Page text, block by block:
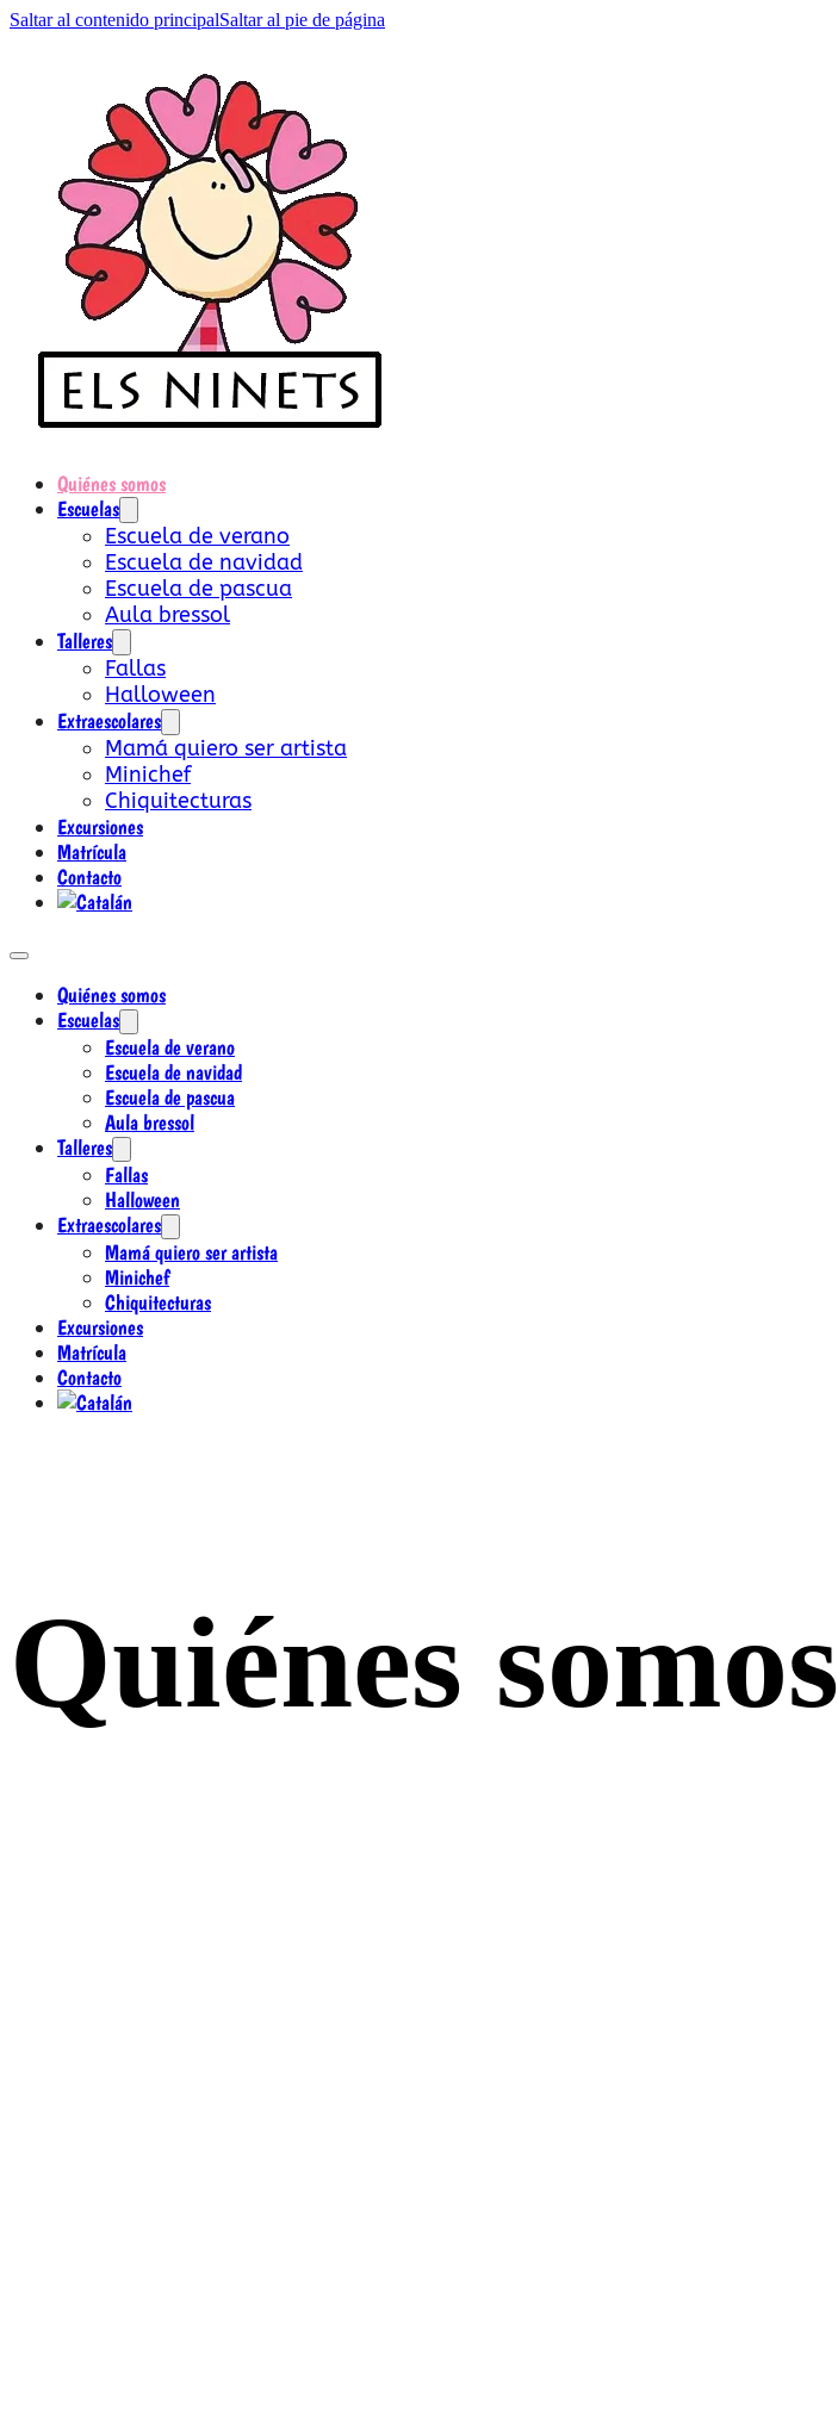
Saltar al contenido principalSaltar al pie de página
Quiénes somos
Escuelas
Escuela de verano
Escuela de navidad
Escuela de pascua
Aula bressol
Talleres
Fallas
Halloween
Extraescolares
Mamá quiero ser artista
Minichef
Chiquitecturas
Excursiones
Matrícula
Contacto
Quiénes somos
Escuelas
Escuela de verano
Escuela de navidad
Escuela de pascua
Aula bressol
Talleres
Fallas
Halloween
Extraescolares
Mamá quiero ser artista
Minichef
Chiquitecturas
Excursiones
Matrícula
Contacto
Quiénes somos